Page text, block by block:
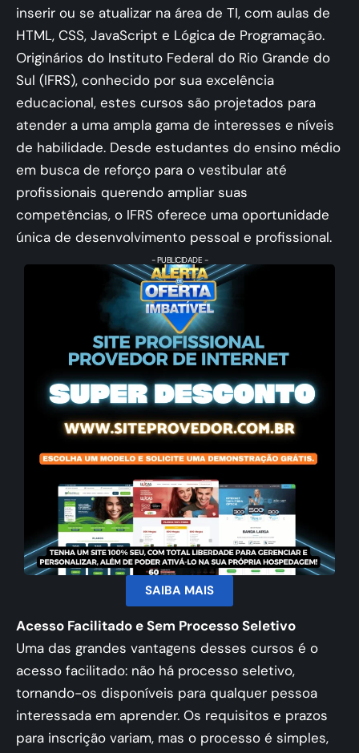
inserir ou se atualizar na área de TI, com aulas de
HTML, CSS, JavaScript e Lógica de Programação.
Originários do Instituto Federal do Rio Grande do
Sul (IFRS), conhecido por sua excelência
educacional, estes cursos são projetados para
atender a uma ampla gama de interesses e níveis
de habilidade. Desde estudantes do ensino médio
em busca de reforço para o vestibular até
profissionais querendo ampliar suas
competências, o IFRS oferece uma oportunidade
única de desenvolvimento pessoal e profissional.
- PUBLICIDADE -
SAIBA MAIS
Acesso Facilitado e Sem Processo Seletivo
Uma das grandes vantagens desses cursos é o
acesso facilitado: não há processo seletivo,
tornando-os disponíveis para qualquer pessoa
interessada em aprender. Os requisitos e prazos
para inscrição variam, mas o processo é simples,